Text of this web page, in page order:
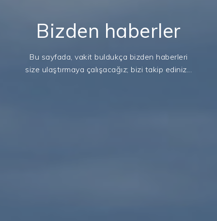
Bizden haberler
Bu sayfada, vakit buldukça bizden haberleri
size ulaştırmaya çalışacağız; bizi takip ediniz...